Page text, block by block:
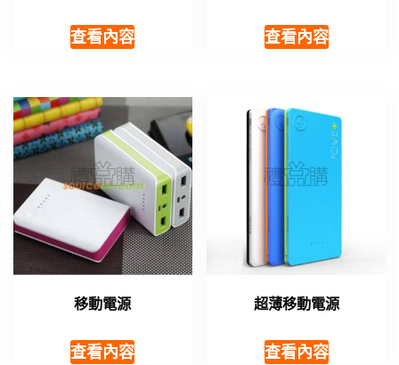
查看內容 查看內容
移動電源
查看內容
超薄移動電源
查看內容